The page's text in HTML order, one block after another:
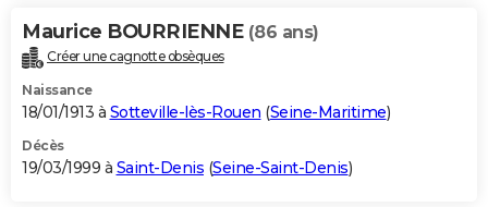
Maurice BOURRIENNE (86 ans)
Créer une cagnotte obsèques
Naissance
18/01/1913 à Sotteville-lès-Rouen (Seine-Maritime)
Décès
19/03/1999 à Saint-Denis (Seine-Saint-Denis)